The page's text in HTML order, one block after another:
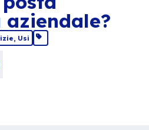
costa il
posta